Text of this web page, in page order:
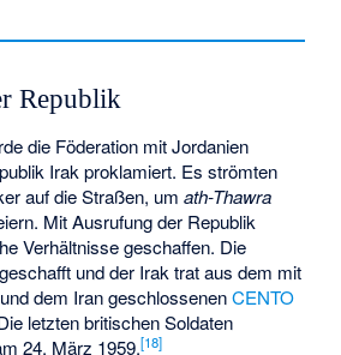
Republik
die Föderation mit Jordanien
Irak proklamiert. Es strömten
auf die Straßen, umath-Thawra
Mit Ausrufung der Republik
Verhältnisse geschaffen. Die
und der Irak trat aus dem mit
dem Iran geschlossenenCENTO
letzten britischen Soldaten
24. März 1959.[18]